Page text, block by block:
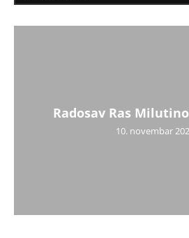
Radosav Ras
10. novembar